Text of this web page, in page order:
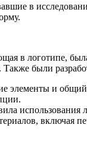
в
в логотипе,
Также были
элементы и
включая